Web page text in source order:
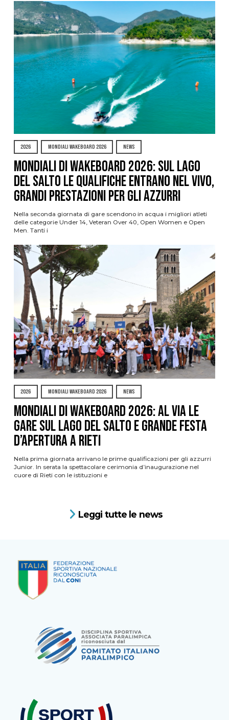
2026 MONDIALI WAKEBOARD 2026 NEWS
Mondiali di Wakeboard 2026: sul Lago
del Salto le qualifiche entrano nel vivo,
grandi prestazioni per gli azzurri
Nella seconda giornata di gare scendono in acqua i migliori atleti
delle categorie Under 14, Veteran Over 40, Open Women e Open
Men. Tanti i
2026 MONDIALI WAKEBOARD 2026 NEWS
Mondiali di Wakeboard 2026: al via le
gare sul Lago del Salto e grande festa
d’apertura a Rieti
Nella prima giornata arrivano le prime qualificazioni per gli azzurri
Junior. In serata la spettacolare cerimonia d’inaugurazione nel
cuore di Rieti con le istituzioni e
Leggi tutte le news